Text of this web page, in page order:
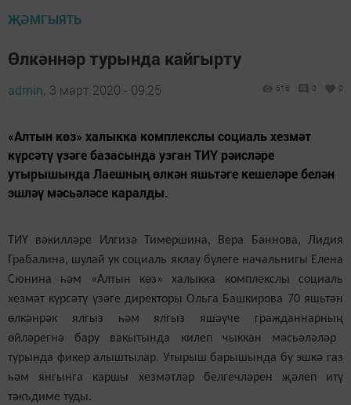
ҖӘМГЫЯТЬ
Өлкәннәр турында кайгырту
admin, 3 март 2020 - 09:25 516 0 0
«Алтын көз» халыкка комплекслы социаль хезмәт
күрсәтү үзәге базасында узган ТИҮ рәисләре
утырышында Лаешның өлкән яшьтәге кешеләре белән
эшләү мәсьәләсе каралды.
ТИҮ вәкилләре Илгизә Тимершина, Вера Баннова, Лидия
Грабалина, шулай ук социаль яклау бүлеге начальнигы Елена
Сюнина һәм «Алтын көз» халыкка комплекслы социаль
хезмәт күрсәтү үзәге директоры Ольга Башкирова 70 яшьтән
өлкәнрәк ялгыз һәм ялгыз яшәүче гражданнарның
өйләрегнә бару вакытында килеп чыккан мәсьәләләр
турында фикер алыштылар. Утырыш барышында бу эшкә газ
һәм янгынга каршы хезмәтләрбелгечләрен җәлеп итү
тәкъдиме туды.